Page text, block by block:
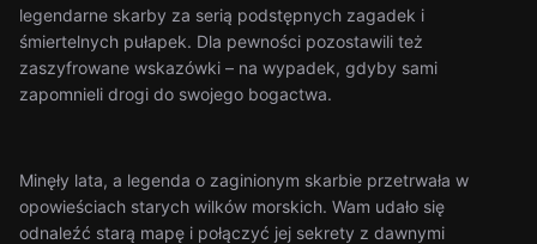
legendarne skarby za serią podstępnych zagadek i
śmiertelnych pułapek. Dla pewności pozostawili też
zaszyfrowane wskazówki – na wypadek, gdyby sami
zapomnieli drogi do swojego bogactwa.
Minęły lata, a legenda o zaginionym skarbie przetrwała w
opowieściach starych wilków morskich. Wam udało się
odnaleźć starą mapę i połączyć jej sekrety z dawnymi